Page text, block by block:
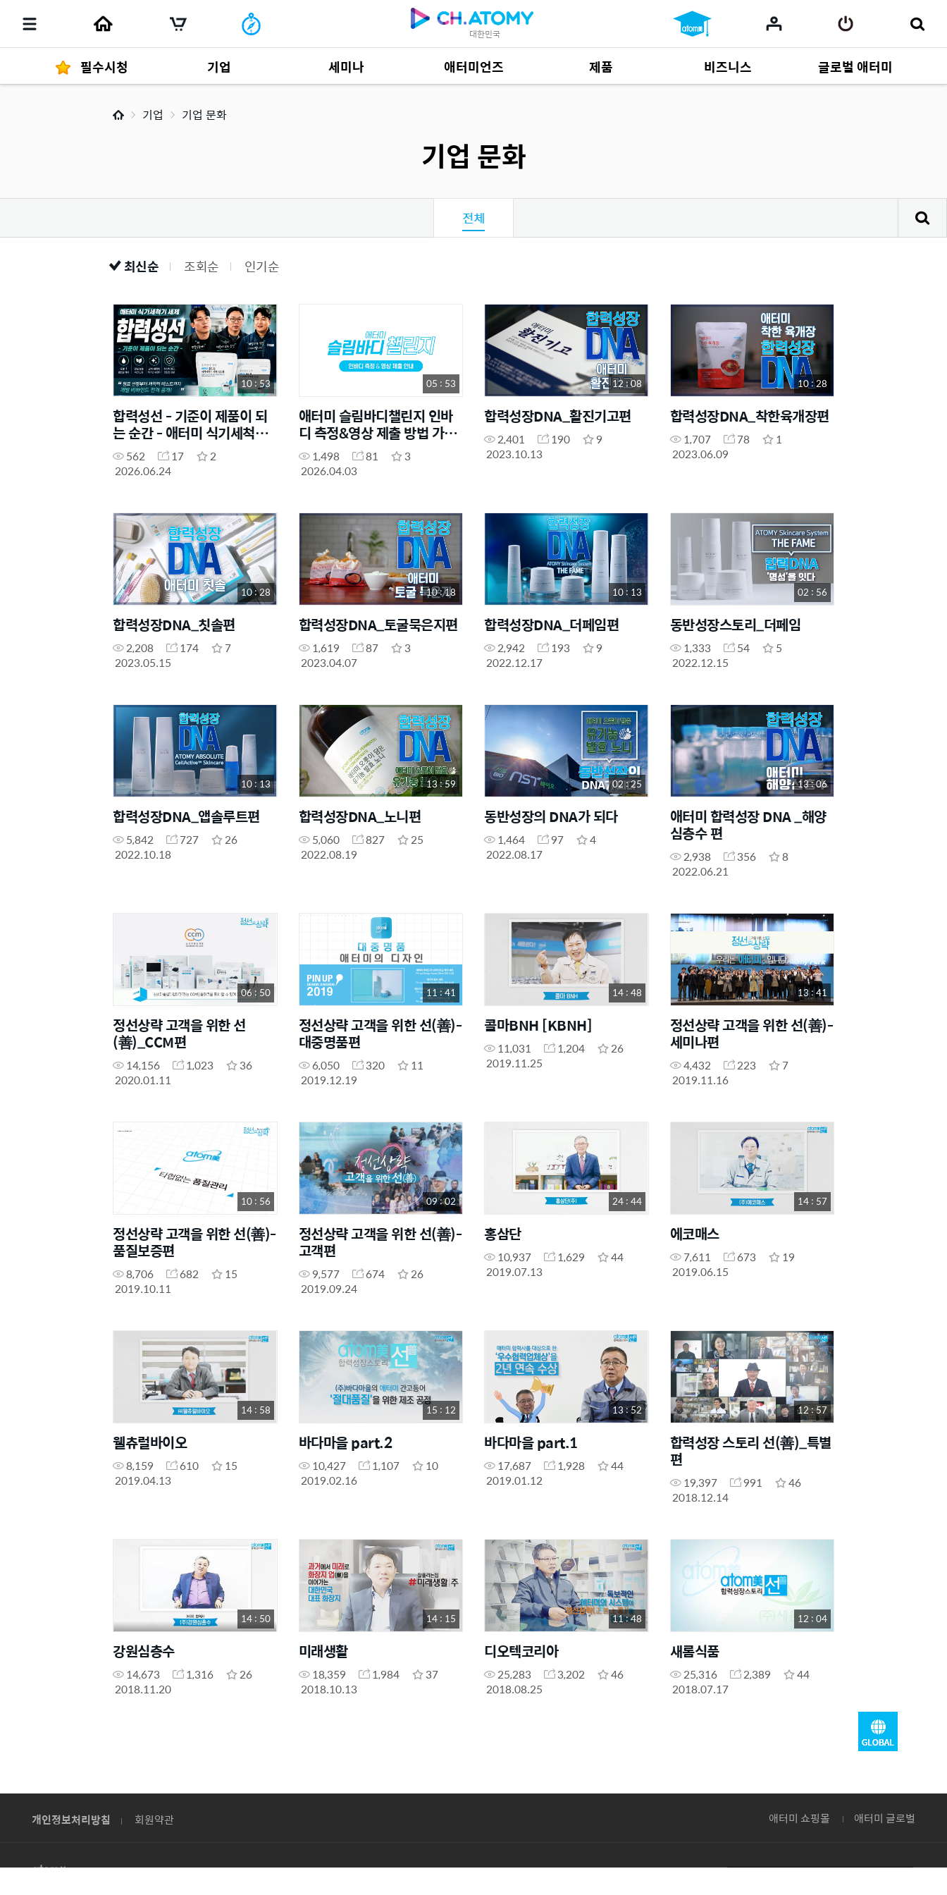
대한민국
필수시청 기업 세미나 애터미언즈 제품
제품 자료685
비즈니스
사업 자료165
글로벌 애터미
기업 기업 문화
기업 문화
전체
최신순 조회순 인기순
10 : 53
합력성선 - 기준이 제품이 되
는 순간 - 애터미 식기세척기
세제562 17
2
2026.06.24
05 : 53
애터미 슬림바디챌린지 인바
디 측정&영상 제출 방법 가이
드 1,498 81
3
2026.04.03
12 : 08
합력성장DNA_활진기고편
2,401 190
9
2023.10.13
10 : 28
합력성장DNA_착한육개장편
1,707 78
1
2023.06.09
10 : 28
합력성장DNA_칫솔편
2,208 174
7
2023.05.15
10 : 18
합력성장DNA_토굴묵은지편
1,619 87
3
2023.04.07
10 : 13
합력성장DNA_더페임편
2,942 193
9
2022.12.17
02 : 56
동반성장스토리_더페임
1,333 54
5
2022.12.15
10 : 13
합력성장DNA_앱솔루트편
5,842 727
26
2022.10.18
13 : 59
합력성장DNA_노니편
5,060 827
25
2022.08.19
02 : 25
동반성장의 DNA가 되다
1,464 97
4
2022.08.17
13 : 06
애터미 합력성장 DNA _해양
심층수 편
2,938 356
8
2022.06.21
06 : 50
정선상략 고객을 위한 선
(善)_CCM편
14,156 1,023
36
2020.01.11
11 : 41
정선상략 고객을 위한 선(善)-
대중명품편
6,050 320
11
2019.12.19
14 : 48
콜마BNH [KBNH]
11,031 1,204
26
2019.11.25
13 : 41
정선상략 고객을 위한 선(善)-
세미나편
4,432 223
7
2019.11.16
10 : 56
정선상략 고객을 위한 선(善)-
품질보증편
8,706 682
15
2019.10.11
09 : 02
정선상략 고객을 위한 선(善)-
고객편
9,577 674
26
2019.09.24
24 : 44
홍삼단
10,937 1,629
44
2019.07.13
14 : 57
에코매스
7,611 673
19
2019.06.15
14 : 58
웰츄럴바이오
8,159 610
15
2019.04.13
15 : 12
바다마을 part.2
10,427 1,107
10
2019.02.16
13 : 52
바다마을 part.1
17,687 1,928
44
2019.01.12
12 : 57
합력성장 스토리 선(善)_특별
편
19,397 991
46
2018.12.14
14 : 50
강원심층수
14,673 1,316
26
2018.11.20
14 : 15
미래생활
18,359 1,984
37
2018.10.13
11 : 48
디오텍코리아
25,283 3,202
46
2018.08.25
12 : 04
새롬식품
25,316 2,389
44
2018.07.17
개인정보처리방침 회원약관 애터미 쇼핑몰 애터미 글로벌
© ATOMY CO., LTD.